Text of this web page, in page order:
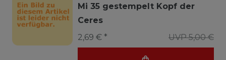
Mi 35 gestempelt Kopf der
Ceres
UVP 5,00 €
2,69 € *